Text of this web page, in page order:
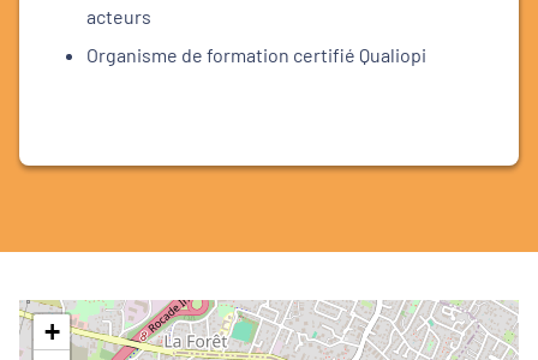
acteurs
Organisme de formation certifié Qualiopi
+